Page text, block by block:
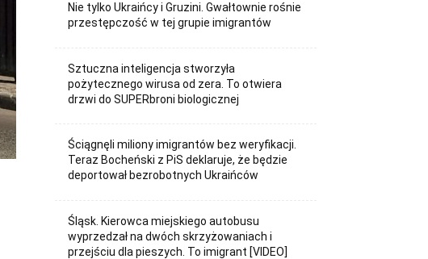
Nie tylko Ukraińcy i Gruzini. Gwałtownie rośnie
przestępczość w tej grupie imigrantów
Sztuczna inteligencja stworzyła
pożytecznego wirusa od zera. To otwiera
drzwi do SUPERbroni biologicznej
Ściągnęli miliony imigrantów bez weryfikacji.
Teraz Bocheński z PiS deklaruje, że będzie
deportował bezrobotnych Ukraińców
Śląsk. Kierowca miejskiego autobusu
wyprzedzał na dwóch skrzyżowaniach i
przejściu dla pieszych. To imigrant [VIDEO]